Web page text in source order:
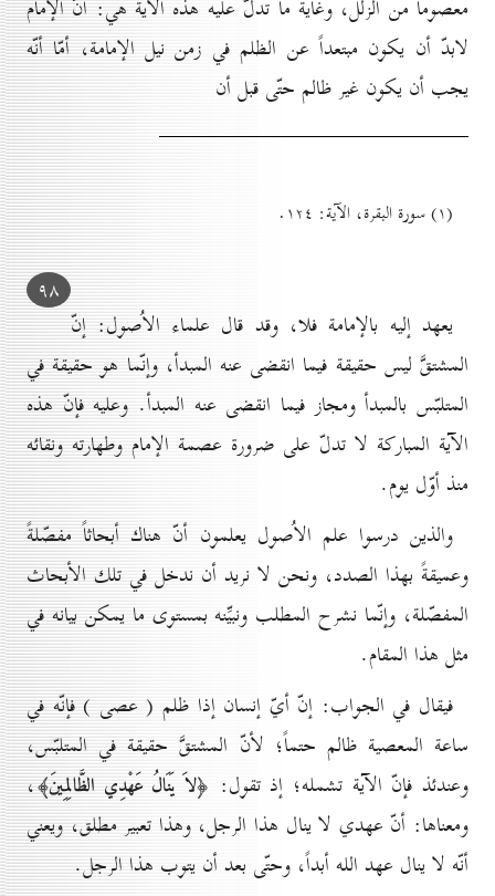
معصوماً من الزلل، وغاية ما تدلّ عليه هذه الآية هي: أنّ الإمام
لابدّ أن يكون مبتعداً عن الظلم في زمن نيل الإمامة، أمّا أنّه
يجب أن يكون غير ظالم حتّى قبل أن
(۱) سورة البقرة، الآية: ۱۲٤.
۹۸
يعهد إليه بالإمامة فلا، وقد قال علماء الاُصول: إنّ
المشتقَّ ليس حقيقة فيما انقضى عنه المبدأ، وإنّما هو حقيقة في
المتلبّس بالمبدأ ومجاز فيما انقضى عنه المبدأ. وعليه فإنّ هذه
الآية المباركة لا تدلّ على ضرورة عصمة الإمام وطهارته ونقائه
منذ أوّل يوم.
والذين درسوا علم الاُصول يعلمون أنّ هناك أبحاثاً مفصّلةً
وعميقةً بهذا الصدد، ونحن لا نريد أن ندخل في تلك الأبحاث
المفصّلة، وإنّما نشرح المطلب ونبيِّنه بمستوى ما يمكن بيانه في
مثل هذا المقام.
فيقال في الجواب: إنّ أيّ إنسان إذا ظلم ( عصى ) فإنّه في
ساعة المعصية ظالم حتماً؛ لأنّ المشتقَّ حقيقة في المتلبّس،
وعندئذ فإنّ الآية تشمله؛ إذ تقول: ﴿لاَ يَنَالُ عَهْدِي الظَّالِمِينَ﴾،
ومعناها: أنّ عهدي لا ينال هذا الرجل، وهذا تعبير مطلق، ويعني
أنّه لا ينال عهد الله أبداً، وحتّى بعد أن يتوب هذا الرجل.